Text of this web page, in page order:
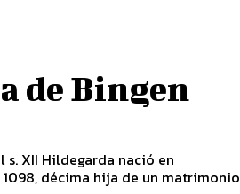
de Bingen
en
décima hija de un matrimonio